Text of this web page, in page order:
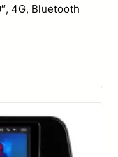
4G, Bluetooth